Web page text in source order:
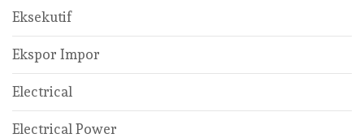
Eksekutif
Ekspor Impor
Electrical
Electrical Power